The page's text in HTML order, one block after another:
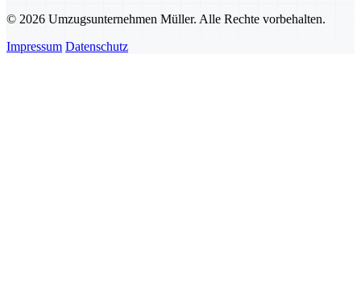
© 2026 Umzugsunternehmen Müller. Alle Rechte vorbehalten.
Impressum Datenschutz